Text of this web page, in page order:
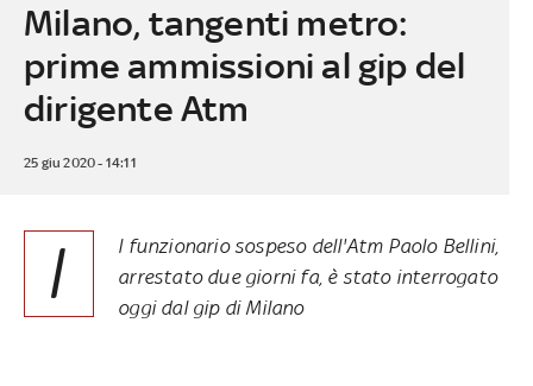
Milano, tangenti metro:
prime ammissioni al gip del
dirigente Atm
25 giu 2020 - 14:11
I
l funzionario sospeso dell'Atm Paolo Bellini,
arrestato due giorni fa, è stato interrogato
oggi dal gip di Milano